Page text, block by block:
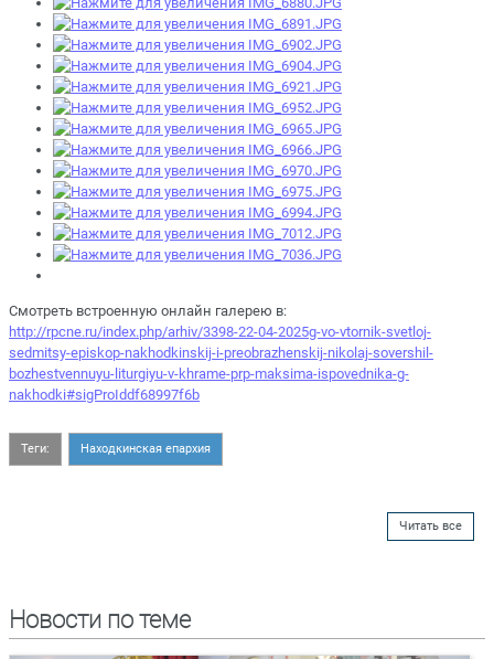
Смотреть встроенную онлайн галерею в:
http://rpcne.ru/index.php/arhiv/3398-22-04-2025g-vo-vtornik-svetloj-
sedmitsy-episkop-nakhodkinskij-i-preobrazhenskij-nikolaj-sovershil-
bozhestvennuyu-liturgiyu-v-khrame-prp-maksima-ispovednika-g-
nakhodki#sigProIddf68997f6b
Теги: Находкинская епархия
Читать все
Новости по теме